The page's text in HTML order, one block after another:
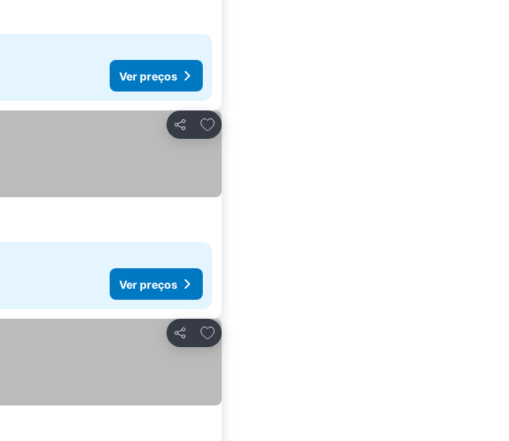
Ver preços
Partilhar
Adicionar aos favoritos
Ver preços
Partilhar
Adicionar aos favoritos